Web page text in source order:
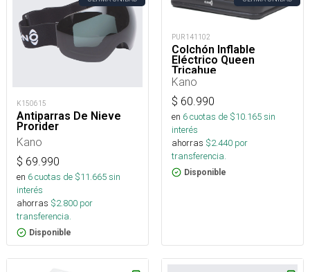
K150615
Antiparras De Nieve
Prorider
Kano
$ 69.990
en 6cuotas de $11.665sin
interés
ahorras $2.800 por
transferencia.
Disponible
PUR141102
Colchón Inflable
Eléctrico Queen
Tricahue
Kano
$ 60.990
en 6cuotas de $10.165sin
interés
ahorras $2.440 por
transferencia.
Disponible